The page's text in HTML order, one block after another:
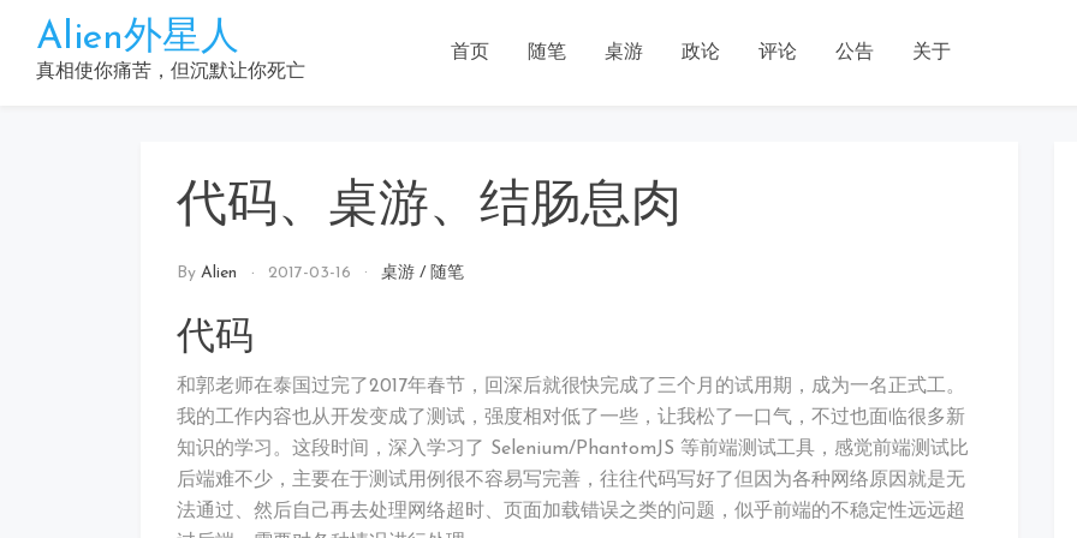
content
Alien外星人
真相使你痛苦，但沉默让你死亡
首页 随笔 桌游 政论 评论 公告 关于
代码、桌游、结肠息肉
By Alien 2017-03-16 桌游 / 随笔
代码
和郭老师在泰国过完了2017年春节，回深后就很快完成了三个月的试用期，成为一名正式工。
我的工作内容也从开发变成了测试，强度相对低了一些，让我松了一口气，不过也面临很多新
知识的学习。这段时间，深入学习了 Selenium/PhantomJS 等前端测试工具，感觉前端测试比
后端难不少，主要在于测试用例很不容易写完善，往往代码写好了但因为各种网络原因就是无
法通过、然后自己再去处理网络超时、页面加载错误之类的问题，似乎前端的不稳定性远远超